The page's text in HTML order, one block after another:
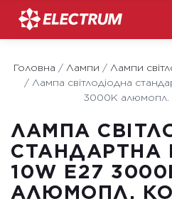
content
Головна / Лампи / Лампи
/ Лампа світлодіодна
3000K алюмопл.
ЛАМПА
СТАНДАРТНА
10W E27
АЛЮМОПЛ.